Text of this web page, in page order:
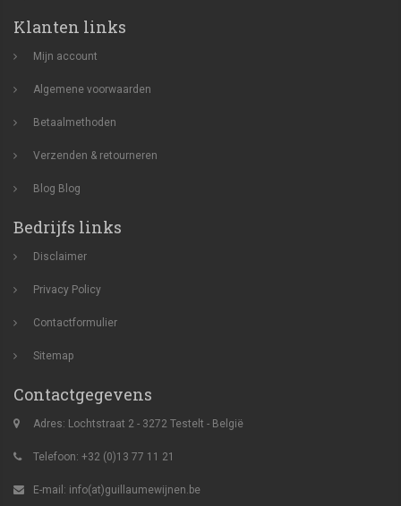
Klanten links
Mijn account
Algemene voorwaarden
Betaalmethoden
Verzenden & retourneren
Blog Blog
Bedrijfs links
Disclaimer
Privacy Policy
Contactformulier
Sitemap
Contactgegevens
Adres: Lochtstraat 2 - 3272 Testelt - België
Telefoon: +32 (0)13 77 11 21
E-mail: info(at)guillaumewijnen.be